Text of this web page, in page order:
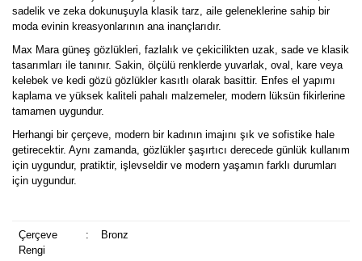
sadelik ve zeka dokunuşuyla klasik tarz, aile geleneklerine sahip bir
moda evinin kreasyonlarının ana inançlarıdır.
Max Mara güneş gözlükleri, fazlalık ve çekicilikten uzak, sade ve klasik
tasarımları ile tanınır. Sakin, ölçülü renklerde yuvarlak, oval, kare veya
kelebek ve kedi gözü gözlükler kasıtlı olarak basittir. Enfes el yapımı
kaplama ve yüksek kaliteli pahalı malzemeler, modern lüksün fikirlerine
tamamen uygundur.
Herhangi bir çerçeve, modern bir kadının imajını şık ve sofistike hale
getirecektir. Aynı zamanda, gözlükler şaşırtıcı derecede günlük kullanım
için uygundur, pratiktir, işlevseldir ve modern yaşamın farklı durumları
için uygundur.
Çerçeve
Rengi
: Bronz